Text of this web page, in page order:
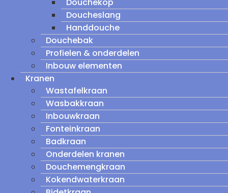
Doucheslang
Handdouche
Douchebak
Profielen & onderdelen
Inbouw elementen
Kranen
Wastafelkraan
Wasbakkraan
Inbouwkraan
Fonteinkraan
Badkraan
Onderdelen kranen
Douchemengkraan
Kokendwaterkraan